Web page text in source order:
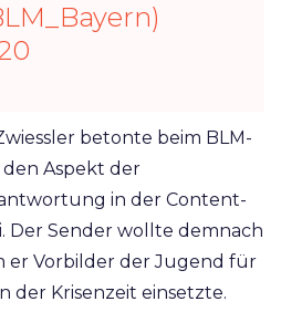
betonte beim BLM-
Aspekt der
in der Content-
Der Sender wollte demnach
er Vorbilder der Jugend für
der Krisenzeit einsetzte.